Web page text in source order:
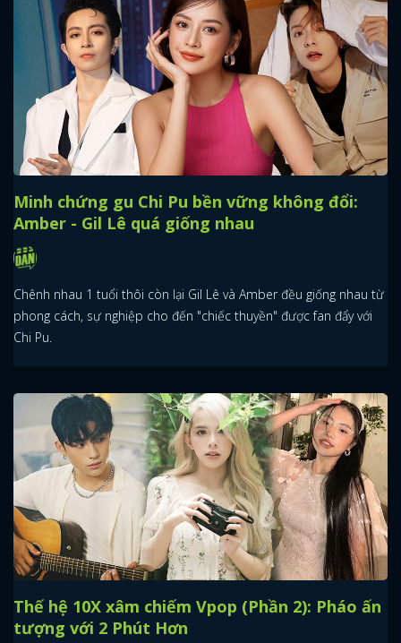
Minh chứng gu Chi Pu bền vững không đổi:
Amber - Gil Lê quá giống nhau
Chênh nhau 1 tuổi thôi còn lại Gil Lê và Amber đều giống nhau từ
phong cách, sự nghiệp cho đến "chiếc thuyền" được fan đẩy với
Chi Pu.
Thế hệ 10X xâm chiếm Vpop (Phần 2): Pháo ấn
tượng với 2 Phút Hơn